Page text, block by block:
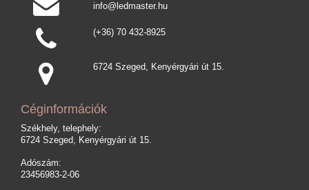
info@ledmaster.hu
(+36) 70 432-8925
6724 Szeged, Kenyérgyári út 15.
Céginformációk
Székhely, telephely:
6724 Szeged, Kenyérgyári út 15.
Adószám:
23456983-2-06